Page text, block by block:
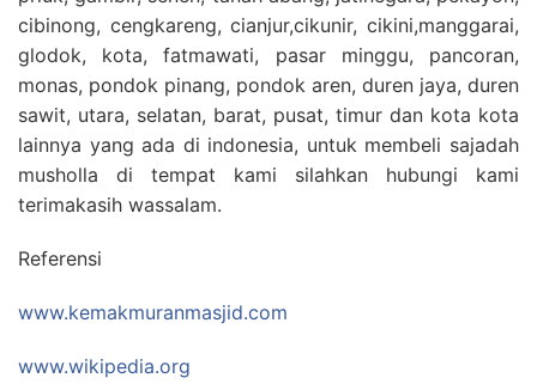
cibinong, cengkareng, cianjur,cikunir, cikini,manggarai,
glodok, kota, fatmawati, pasar minggu, pancoran,
monas, pondok pinang, pondok aren, duren jaya, duren
sawit, utara, selatan, barat, pusat, timur dan kota kota
lainnya yang ada di indonesia, untuk membeli sajadah
musholla di tempat kami silahkan hubungi kami
terimakasih wassalam.
Referensi
www.kemakmuranmasjid.com
www.wikipedia.org